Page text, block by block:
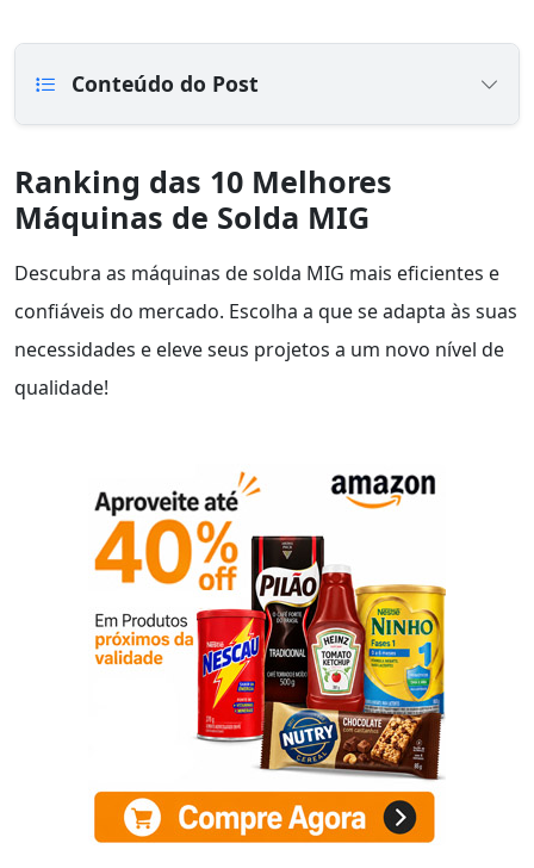
Conteúdo do Post
Ranking das 10 Melhores
Máquinas de Solda MIG
Descubra as máquinas de solda MIG mais eficientes e
confiáveis do mercado. Escolha a que se adapta às suas
necessidades e eleve seus projetos a um novo nível de
qualidade!